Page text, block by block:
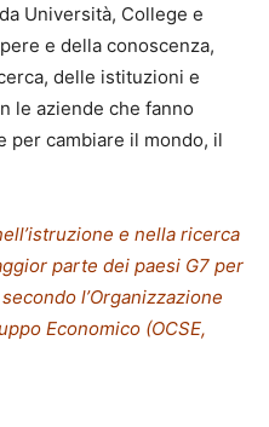
Università, College e
e della conoscenza,
delle istituzioni e
le aziende che fanno
per cambiare il mondo, il
e nella ricerca
parte dei paesi G7 per
l’Organizzazione
Economico (OCSE,